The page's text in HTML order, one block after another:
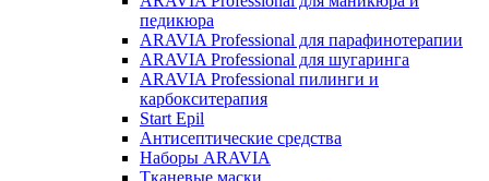
педикюра
ARAVIA Professional для парафинотерапии
ARAVIA Professional для шугаринга
ARAVIA Professional пилинги и
карбокситерапия
Start Epil
Антисептические средства
Наборы ARAVIA
Тканевые маски